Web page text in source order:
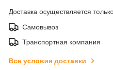
Доставка осуществляется
Самовывоз
Транспортная компания
Все условия доставки